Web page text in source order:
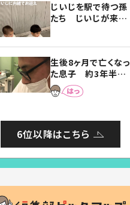
じいじを駅で待つ孫
たち じいじが来た
まらない」「幸せにな
れる」
生後8ヶ月で亡くなっ
た息子 約3年半
後、当時の妻の日記
に書いてあった本音
6位以降はこちら